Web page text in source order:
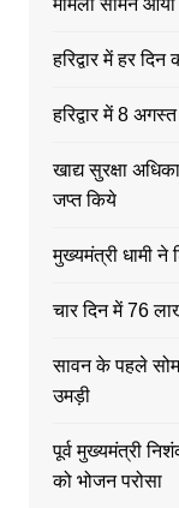
मामला सामने आया
हरिद्वार में हर
हरिद्वार में 8
खाद्य सुरक्षा
जप्त किये
मुख्यमंत्री धामी ने
चार दिन में 76
सावन के पहले
उमड़ी
पूर्व मुख्यमंत्री
को भोजन परोसा